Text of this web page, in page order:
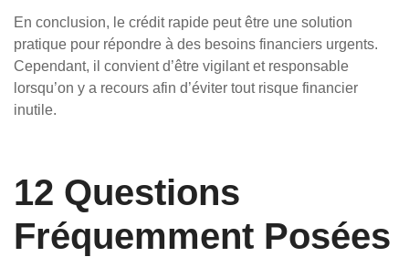
En conclusion, le crédit rapide peut être une solution
pratique pour répondre à des besoins financiers urgents.
Cependant, il convient d’être vigilant et responsable
lorsqu’on y a recours afin d’éviter tout risque financier
inutile.
12 Questions
Fréquemment Posées